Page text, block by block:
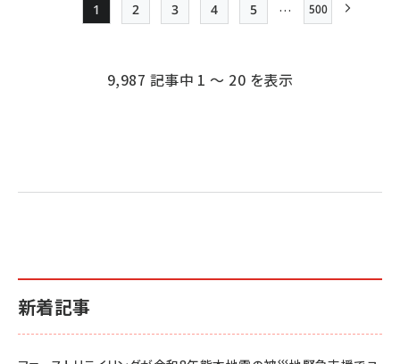
ジ
Page
1
Page
2
Page
3
Page
4
Page
5 … 500
9,987 記事中 1 ～ 20 を表示
新着記事